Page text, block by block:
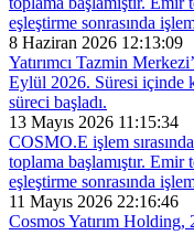
eşleştirme sonrasında
8 Haziran 2026 12:13:09
Yatırımcı Tazmin
Eylül 2026. Süresi içinde
süreci başladı.
13 Mayıs 2026 11:15:34
COSMO.E işlem
toplama başlamıştır.
eşleştirme sonrasında
11 Mayıs 2026 22:16:46
Cosmos Yatırım Holding,